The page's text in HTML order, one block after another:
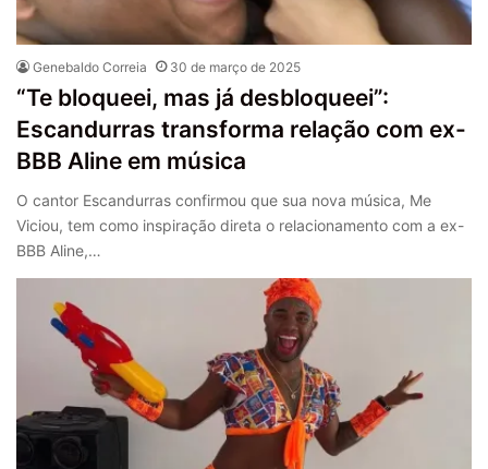
Genebaldo Correia 30 de março de 2025
“Te bloqueei, mas já desbloqueei”:
Escandurras transforma relação com ex-
BBB Aline em música
O cantor Escandurras confirmou que sua nova música, Me
Viciou, tem como inspiração direta o relacionamento com a ex-
BBB Aline,…